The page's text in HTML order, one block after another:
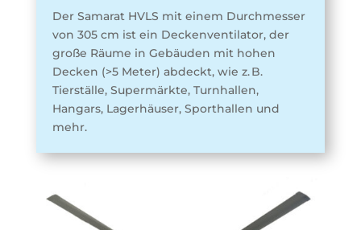
Der Samarat HVLS mit einem Durchmesser
von 305 cm ist ein Deckenventilator, der
große Räume in Gebäuden mit hohen
Decken (>5 Meter) abdeckt, wie z. B.
Tierställe, Supermärkte, Turnhallen,
Hangars, Lagerhäuser, Sporthallen und
mehr.